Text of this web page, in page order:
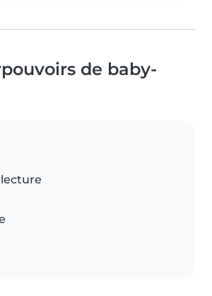
de baby-